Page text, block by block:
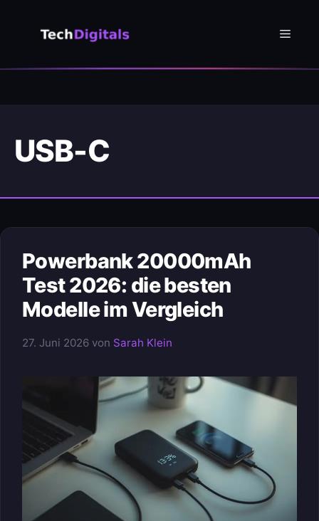
Menü
USB-C
Powerbank 20000mAh
Test 2026: die besten
Modelle im Vergleich
27. Juni 2026 von Sarah Klein